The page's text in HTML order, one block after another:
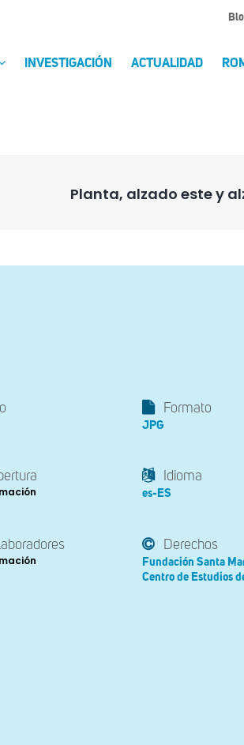
INVESTIGACIÓN ACTUALIDAD
Planta, alzado este y
Formato
JPG
Idioma
es-ES
Derechos
Fundación Santa
Centro de Estudios